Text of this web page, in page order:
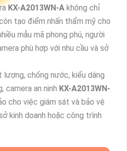
KX-A2013WN-A không chỉ
tạo điểm nhấn thẩm mỹ cho
mẫu mã phong phú, người
phù hợp với nhu cầu và sở
chống nước, kiểu dáng
camera an ninh KX-A2013WN-
cho việc giám sát và bảo vệ
kinh doanh hoặc công trình